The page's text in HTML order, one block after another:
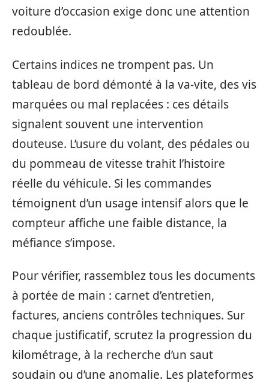
voiture d’occasion exige donc une attention
redoublée.
Certains indices ne trompent pas. Un
tableau de bord démonté à la va-vite, des vis
marquées ou mal replacées : ces détails
signalent souvent une intervention
douteuse. L’usure du volant, des pédales ou
du pommeau de vitesse trahit l’histoire
réelle du véhicule. Si les commandes
témoignent d’un usage intensif alors que le
compteur affiche une faible distance, la
méfiance s’impose.
Pour vérifier, rassemblez tous les documents
à portée de main : carnet d’entretien,
factures, anciens contrôles techniques. Sur
chaque justificatif, scrutez la progression du
kilométrage, à la recherche d’un saut
soudain ou d’une anomalie. Les plateformes